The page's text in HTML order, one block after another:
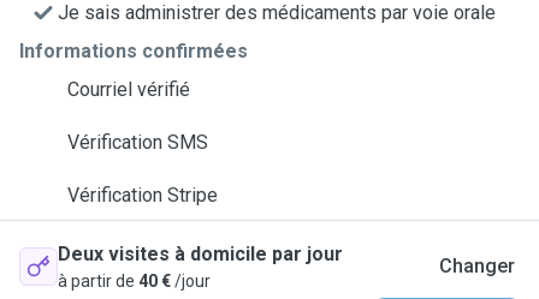
Je sais administrer des médicaments par voie orale
Informations confirmées
Courriel vérifié
Vérification SMS
Vérification Stripe
Deux visites à domicile par jour
à partir de 40 €/jour
Changer